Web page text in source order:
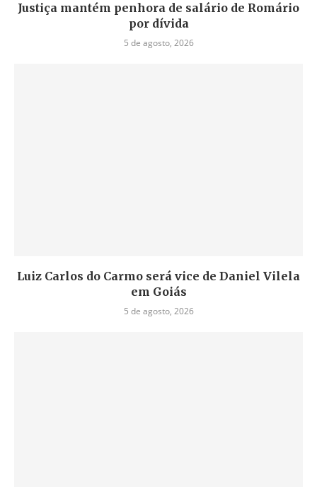
Justiça mantém penhora de salário de Romário
por dívida
5 de agosto, 2026
Luiz Carlos do Carmo será vice de Daniel Vilela
em Goiás
5 de agosto, 2026